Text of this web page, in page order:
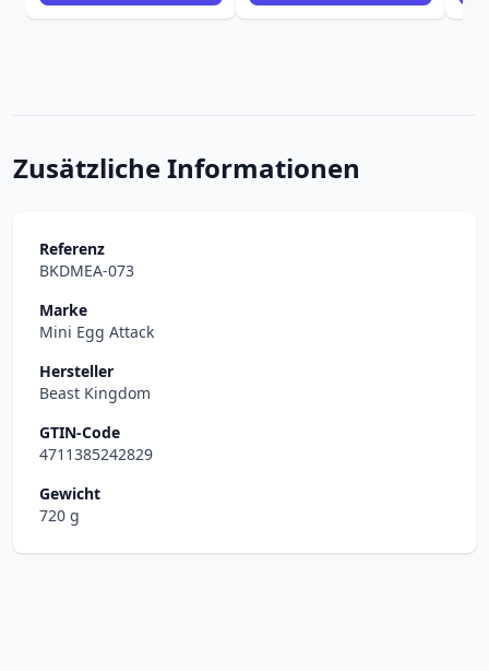
Zusätzliche Informationen
Referenz
BKDMEA-073
Marke
Mini Egg Attack
Hersteller
Beast Kingdom
GTIN-Code
4711385242829
Gewicht
720 g